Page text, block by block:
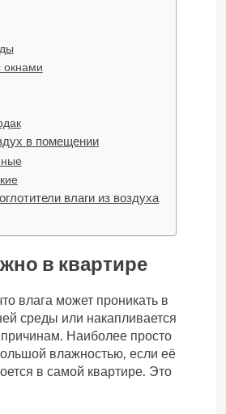
в помещении
влаги из воздуха
в квартире
влага может проникать в
среды или накапливается
Наиболее просто
влажностью, если её
в самой квартире. Это